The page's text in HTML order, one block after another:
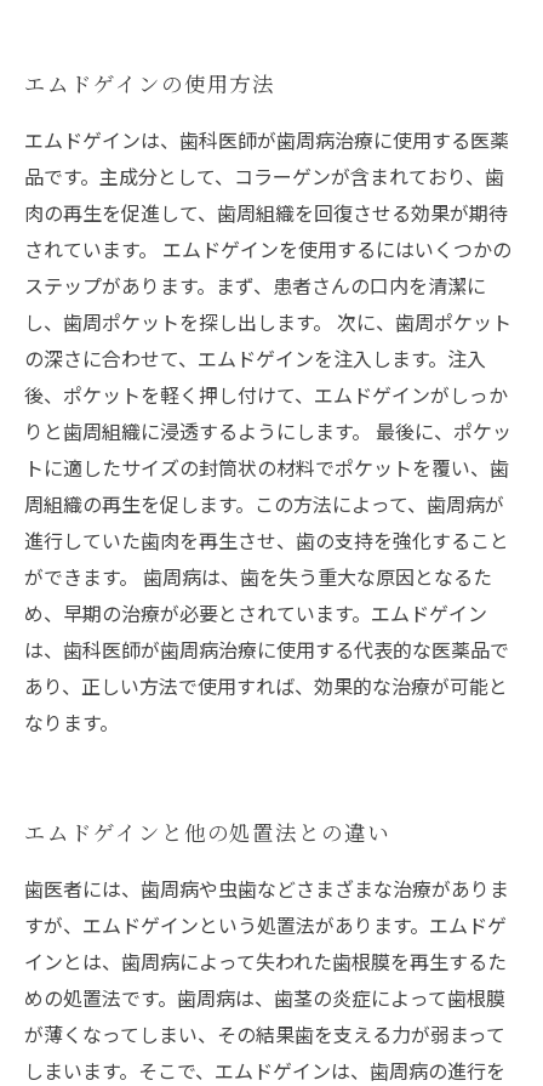
エムドゲインの使用方法
エムドゲインは、歯科医師が歯周病治療に使用する医薬
品です。主成分として、コラーゲンが含まれており、歯
肉の再生を促進して、歯周組織を回復させる効果が期待
されています。 エムドゲインを使用するにはいくつかの
ステップがあります。まず、患者さんの口内を清潔に
し、歯周ポケットを探し出します。 次に、歯周ポケット
の深さに合わせて、エムドゲインを注入します。注入
後、ポケットを軽く押し付けて、エムドゲインがしっか
りと歯周組織に浸透するようにします。 最後に、ポケッ
トに適したサイズの封筒状の材料でポケットを覆い、歯
周組織の再生を促します。この方法によって、歯周病が
進行していた歯肉を再生させ、歯の支持を強化すること
ができます。 歯周病は、歯を失う重大な原因となるた
め、早期の治療が必要とされています。エムドゲイン
は、歯科医師が歯周病治療に使用する代表的な医薬品で
あり、正しい方法で使用すれば、効果的な治療が可能と
なります。
エムドゲインと他の処置法との違い
歯医者には、歯周病や虫歯などさまざまな治療がありま
すが、エムドゲインという処置法があります。エムドゲ
インとは、歯周病によって失われた歯根膜を再生するた
めの処置法です。歯周病は、歯茎の炎症によって歯根膜
が薄くなってしまい、その結果歯を支える力が弱まって
しまいます。そこで、エムドゲインは、歯周病の進行を